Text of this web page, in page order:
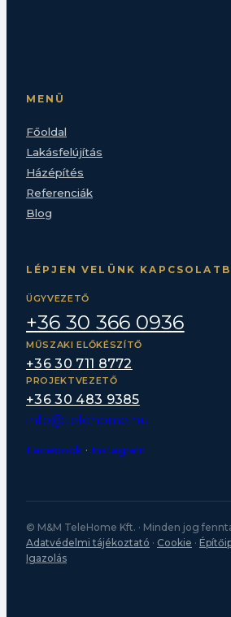
MENÜ
Főoldal
Lakásfelújítás
Házépítés
Referenciák
Blog
LÉPJEN VELÜNK
ÜGYVEZETŐ
+36 30 366 0936
MŰSZAKI ELŐKÉSZÍTŐ
+36 30 711 8772
PROJEKTVEZETŐ
+36 30 483 9385
info@telehome.hu
Facebook · Instagram
© M&M TeleHome Kft. · Minden jog
Adatvédelmi tájékoztató · Cookie ·
Igazolás